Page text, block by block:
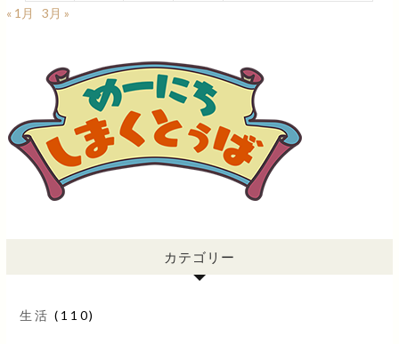
« 1月
3月 »
カテゴリー
生活 (110)